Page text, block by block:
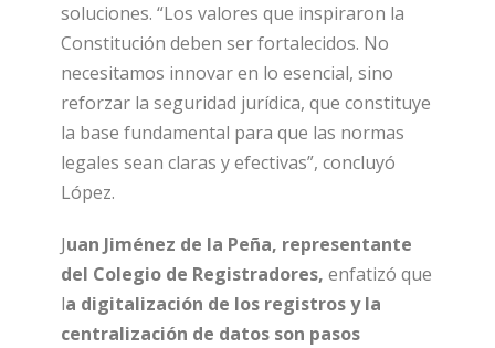
soluciones. “Los valores que inspiraron la
Constitución deben ser fortalecidos. No
necesitamos innovar en lo esencial, sino
reforzar la seguridad jurídica, que constituye
la base fundamental para que las normas
legales sean claras y efectivas”, concluyó
López.
Juan Jiménez de la Peña, representante
del Colegio de Registradores, enfatizó que
la digitalización de los registros y la
centralización de datos son pasos